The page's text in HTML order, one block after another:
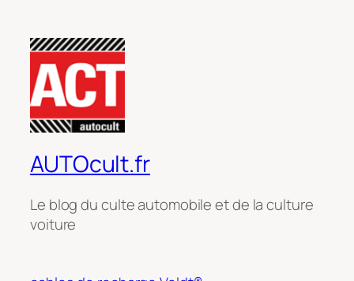
AUTOcult.fr
Le blog du culte automobile et de la culture
voiture